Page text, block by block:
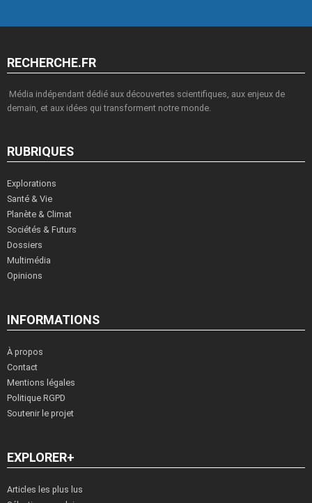
RECHERCHE.FR
Média indépendant dédié aux découvertes scientifiques, aux enjeux de
demain, et aux idées qui transforment notre monde.
RUBRIQUES
Explorations
Santé & Vie
Planète & Climat
Sociétés & Futurs
Dossiers
Multimédia
Opinions
INFORMATIONS
À propos
Contact
Mentions légales
Politique RGPD
Soutenir le projet
EXPLORER+
Articles les plus lus